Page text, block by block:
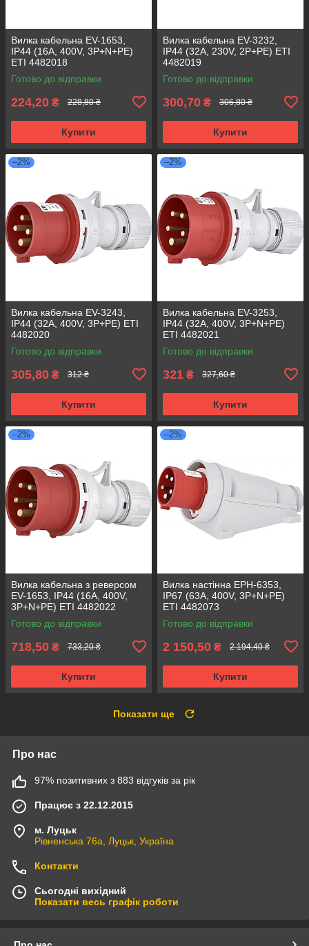
Вилка кабельна EV-1653,
IP44 (16A, 400V, 3P+N+PE)
ETI 4482018
Готово до відправки
224,20 ₴ 228,80 ₴
Купити
Вилка кабельна EV-3232,
IP44 (32A, 230V, 2P+PE) ETI
4482019
Готово до відправки
300,70 ₴ 306,80 ₴
Купити
–2%
Вилка кабельна EV-3243,
IP44 (32A, 400V, 3P+PE) ETI
4482020
Готово до відправки
305,80 ₴ 312 ₴
Купити
–2%
Вилка кабельна EV-3253,
IP44 (32A, 400V, 3P+N+PE)
ETI 4482021
Готово до відправки
321 ₴ 327,60 ₴
Купити
–2%
Вилка кабельна з реверсом
EV-1653, IP44 (16A, 400V,
3P+N+PE) ETI 4482022
Готово до відправки
718,50 ₴ 733,20 ₴
Купити
–2%
Вилка настінна EPH-6353,
IP67 (63A, 400V, 3P+N+PE)
ETI 4482073
Готово до відправки
2 150,50 ₴ 2 194,40 ₴
Купити
Показати ще
Про нас
97% позитивних з 883 відгуків за рік
Працює з 22.12.2015
м. Луцьк
Рівненська 76а, Луцьк, Україна
Контакти
Сьогодні вихідний
Показати весь графік роботи